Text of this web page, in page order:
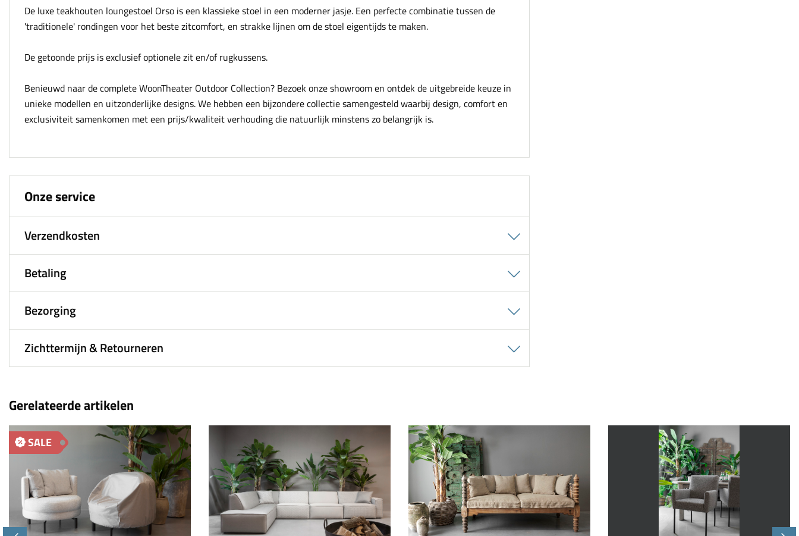
De luxe teakhouten loungestoel Orso is een klassieke stoel in een moderner jasje. Een perfecte combinatie tussen de
'traditionele' rondingen voor het beste zitcomfort, en strakke lijnen om de stoel eigentijds te maken.
De getoonde prijs is exclusief optionele zit en/of rugkussens.
Benieuwd naar de complete WoonTheater Outdoor Collection? Bezoek onze showroom en ontdek de uitgebreide keuze in
unieke modellen en uitzonderlijke designs. We hebben een bijzondere collectie samengesteld waarbij design, comfort en
exclusiviteit samenkomen met een prijs/kwaliteit verhouding die natuurlijk minstens zo belangrijk is.
Onze service
Verzendkosten
Betaling
Bezorging
Zichttermijn & Retourneren
Gerelateerde artikelen
SALE